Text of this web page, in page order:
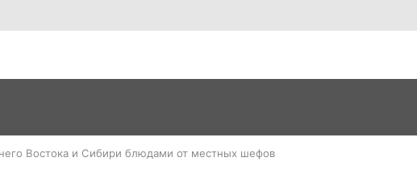
Востока и Сибири блюдами от местных шефов